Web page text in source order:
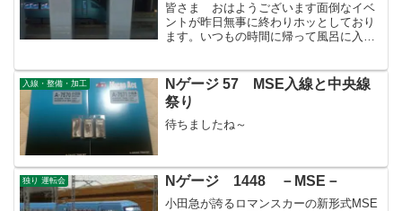
皆さま おはようございます面倒なイベ
ントが昨日無事に終わりホッとしており
ます。いつもの時間に帰って風呂に入
間であります。いつものように鉄分補給
ですね！6000と600...
入線・整備・加工
Nゲージ 57 MSE入線と中央線
祭り
待ちましたね～
独り 運転会 Nゲージ 1448 －MSE－
小田急が誇るロマンスカーの新形式MSE